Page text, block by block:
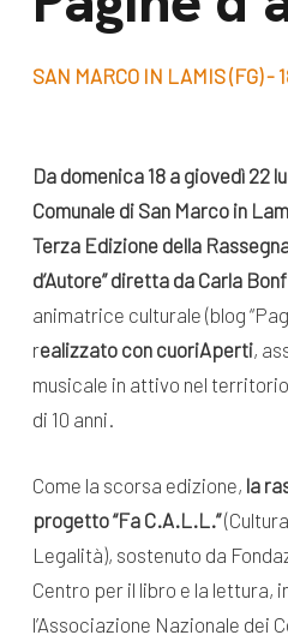
SAN MARCO IN LAMIS (FG) -
Da domenica 18 a giovedì 22
Comunale di San Marco in
Terza Edizione della
d’Autore” diretta da Carla
animatrice culturale (blog
realizzato con cuoriAperti,
musicale in attivo nel
di 10 anni.
Come la scorsa edizione, la
progetto “Fa C.A.L.L.”
Legalità), sostenuto da
Centro per il libro e la lettura,
l’Associazione Nazionale dei
Lavora con noi
Bilancio di
News e
appuntamenti
News
Appuntamenti
Seguici sui social: